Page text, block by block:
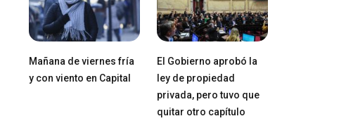
Mañana de viernes fría
y con viento en Capital
El Gobierno aprobó la
ley de propiedad
privada, pero tuvo que
quitar otro capítulo